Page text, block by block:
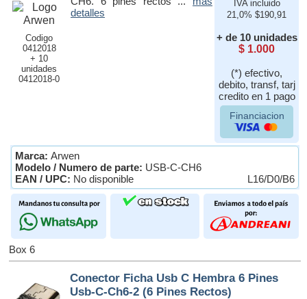
Codigo
0412018
+ 10
unidades
0412018-0
detalles
IVA incluido
21,0% $190,91
+ de 10 unidades
$ 1.000
(*) efectivo,
debito, transf, tarj
credito en 1 pago
Financiacion
Marca: Arwen
Modelo / Numero de parte: USB-C-CH6
EAN / UPC: No disponible L16/D0/B6
Box 6
Conector Ficha Usb C Hembra 6 Pines
Usb-C-Ch6-2 (6 Pines Rectos)